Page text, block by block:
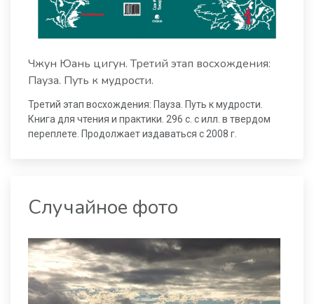
Чжун Юань цигун. Третий этап восхождения:
Пауза. Путь к мудрости.
Третий этап восхождения: Пауза. Путь к мудрости.
Книга для чтения и практики. 296 с. с илл. в твердом
переплете. Продолжает издаваться с 2008 г.
Случайное фото